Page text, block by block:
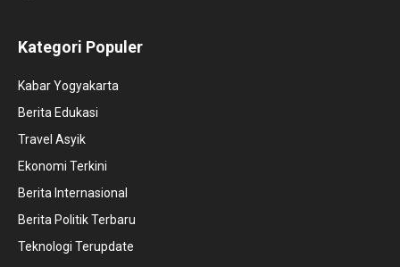
Kategori Populer
Kabar Yogyakarta
Berita Edukasi
Travel Asyik
Ekonomi Terkini
Berita Internasional
Berita Politik Terbaru
Teknologi Terupdate